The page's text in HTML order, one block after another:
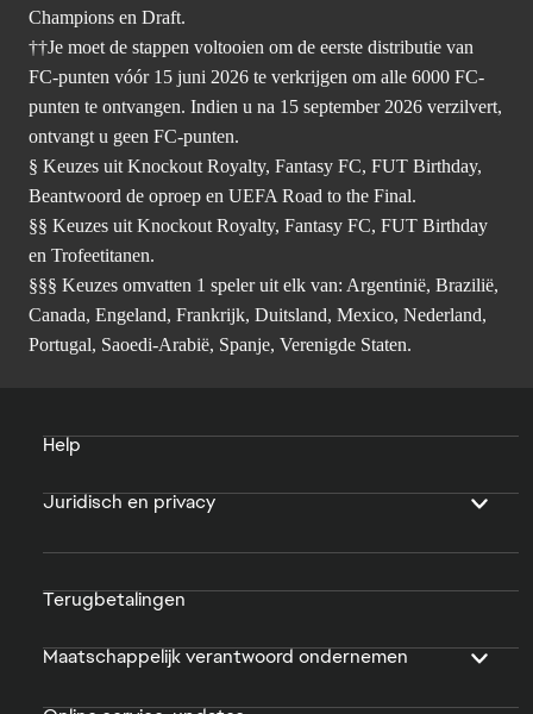
Champions en Draft.
††Je moet de stappen voltooien om de eerste distributie van
FC-punten vóór 15 juni 2026 te verkrijgen om alle 6000 FC-
punten te ontvangen. Indien u na 15 september 2026 verzilvert,
ontvangt u geen FC-punten.
§ Keuzes uit Knockout Royalty, Fantasy FC, FUT Birthday,
Beantwoord de oproep en UEFA Road to the Final.
§§ Keuzes uit Knockout Royalty, Fantasy FC, FUT Birthday
en Trofeetitanen.
§§§ Keuzes omvatten 1 speler uit elk van: Argentinië, Brazilië,
Canada, Engeland, Frankrijk, Duitsland, Mexico, Nederland,
Portugal, Saoedi-Arabië, Spanje, Verenigde Staten.
Help
Juridisch en privacy
Terugbetalingen
Maatschappelijk verantwoord ondernemen